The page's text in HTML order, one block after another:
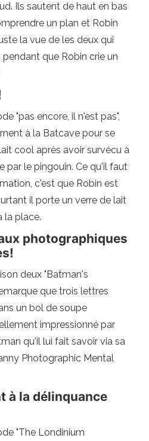
Ils sautent de haut en bas
un plan et Robin
la vue de les deux qui
que Robin crie un
"pas encore, il n'est pas",
à la Batcave pour se
cool après avoir survécu à
par le pingouin. Ce qu'il faut
c'est que Robin est
il porte un verre de lait
la place.
photographiques
deux "Batman's
que trois lettres
un bol de soupe
impressionné par
qu'il lui fait savoir via sa
Photographic Mental
à la délinquance
"The Londinium